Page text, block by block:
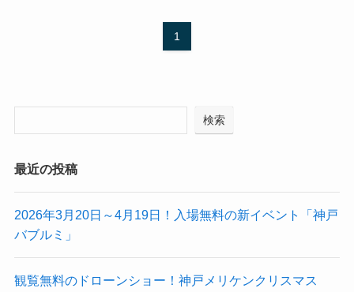
1
検索
最近の投稿
2026年3月20日～4月19日！入場無料の新イベント「神戸
バブルミ」
観覧無料のドローンショー！神戸メリケンクリスマス